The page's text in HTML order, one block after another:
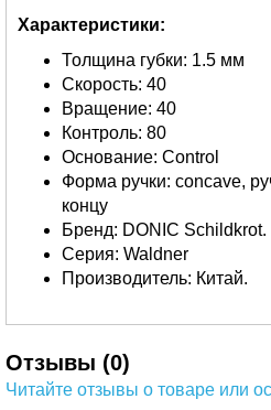
Характеристики:
Толщина губки: 1.5 мм
Скорость: 40
Вращение: 40
Контроль: 80
Основание: Control
Форма ручки: concave,
концу
Бренд: DONIC Schildkrot.
Серия: Waldner
Производитель: Китай.
Отзывы (0)
Читайте отзывы о товаре или